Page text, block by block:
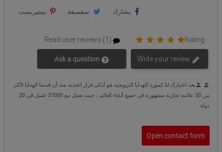
يشارك سقسقة بينتيريست
Rating
person
person يعد اختيارك لنا كمورد للهدايا الترويجية هو أذكى قرار اتخذته منذ أن قدمنا الهدايا لأكثر
من 50 علامة تجارية مشهورة في جميع أنحاء العالم ، حيث نعمل مع 37000 عميل في 20
دولة.
Open contact form